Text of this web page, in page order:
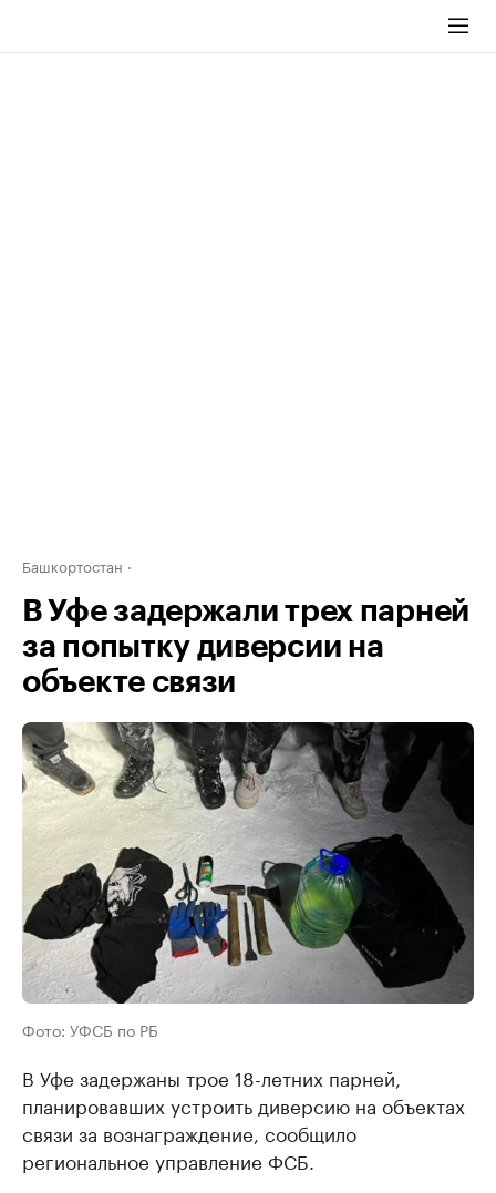
Башкортостан
В Уфе задержали трех парней
за попытку диверсии на
объекте связи
Фото: УФСБ по РБ
В Уфе задержаны трое 18-летних парней,
планировавших устроить диверсию на объектах
связи за вознаграждение, сообщило
региональное управление ФСБ.